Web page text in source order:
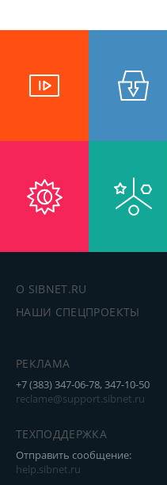
О SIBNET.RU
НАШИ СПЕЦПРОЕКТЫ
РЕКЛАМА
+7 (383) 347-06-78, 347-10-50
reclame@support.sibnet.ru
ТЕХПОДДЕРЖКА
Отправить сообщение:
help.sibnet.ru